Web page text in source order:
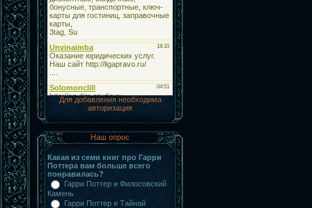
Для добавления необходима
авторизация
Наш опрос
Какая из семи книг про Гарри
Поттера вам больше всего
понравилась?
Гарри Поттер и Филосовский
Камень
Гарри Поттер и Тайнай